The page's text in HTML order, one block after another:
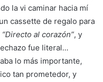
la vi caminar hacia mí
cassette de regalo para
“Directo al corazón”, y
fue literal…
lo más importante,
tan prometedor, y